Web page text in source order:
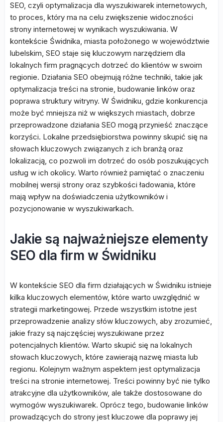
SEO, czyli optymalizacja dla wyszukiwarek internetowych,
to proces, który ma na celu zwiększenie widoczności
strony internetowej w wynikach wyszukiwania. W
kontekście Świdnika, miasta położonego w województwie
lubelskim, SEO staje się kluczowym narzędziem dla
lokalnych firm pragnących dotrzeć do klientów w swoim
regionie. Działania SEO obejmują różne techniki, takie jak
optymalizacja treści na stronie, budowanie linków oraz
poprawa struktury witryny. W Świdniku, gdzie konkurencja
może być mniejsza niż w większych miastach, dobrze
przeprowadzone działania SEO mogą przynieść znaczące
korzyści. Lokalne przedsiębiorstwa powinny skupić się na
słowach kluczowych związanych z ich branżą oraz
lokalizacją, co pozwoli im dotrzeć do osób poszukujących
usług w ich okolicy. Warto również pamiętać o znaczeniu
mobilnej wersji strony oraz szybkości ładowania, które
mają wpływ na doświadczenia użytkowników i
pozycjonowanie w wyszukiwarkach.
Jakie są najważniejsze elementy
SEO dla firm w Świdniku
W kontekście SEO dla firm działających w Świdniku istnieje
kilka kluczowych elementów, które warto uwzględnić w
strategii marketingowej. Przede wszystkim istotne jest
przeprowadzenie analizy słów kluczowych, aby zrozumieć,
jakie frazy są najczęściej wyszukiwane przez
potencjalnych klientów. Warto skupić się na lokalnych
słowach kluczowych, które zawierają nazwę miasta lub
regionu. Kolejnym ważnym aspektem jest optymalizacja
treści na stronie internetowej. Treści powinny być nie tylko
atrakcyjne dla użytkowników, ale także dostosowane do
wymogów wyszukiwarek. Oprócz tego, budowanie linków
prowadzących do strony jest kluczowe dla poprawy jej